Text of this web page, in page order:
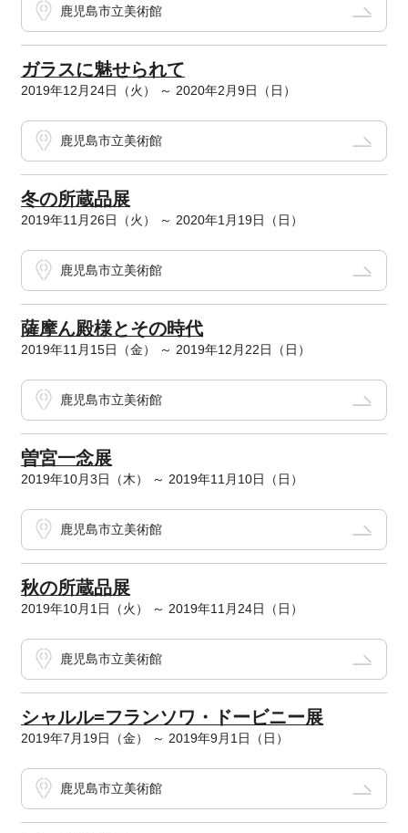
鹿児島市立美術館
ガラスに魅せられて
2019年12月24日（火） ～ 2020年2月9日（日）
鹿児島市立美術館
冬の所蔵品展
2019年11月26日（火） ～ 2020年1月19日（日）
鹿児島市立美術館
薩摩ん殿様とその時代
2019年11月15日（金） ～ 2019年12月22日（日）
鹿児島市立美術館
曽宮一念展
2019年10月3日（木） ～ 2019年11月10日（日）
鹿児島市立美術館
秋の所蔵品展
2019年10月1日（火） ～ 2019年11月24日（日）
鹿児島市立美術館
シャルル=フランソワ・ドービニー展
2019年7月19日（金） ～ 2019年9月1日（日）
鹿児島市立美術館